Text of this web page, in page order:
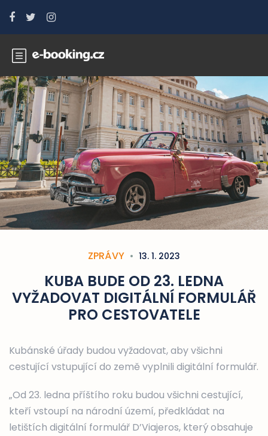
ZPRÁVY 13. 1. 2023
KUBA BUDE OD 23. LEDNA
VYŽADOVAT DIGITÁLNÍ FORMULÁŘ
PRO CESTOVATELE
Kubánské úřady budou vyžadovat, aby všichni
cestující vstupující do země vyplnili digitální formulář.
„Od 23. ledna příštího roku budou všichni cestující,
kteří vstoupí na národní území, předkládat na
letištích digitální formulář D’Viajeros, který obsahuje